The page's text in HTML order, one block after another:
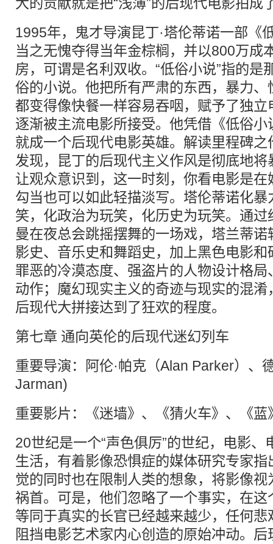
大的贡献就是把“浅薄”的后现代电影拍成
1995年，鬼才导演昆丁·塔伦蒂诺一部《
当之无愧夺得当年金棕榈，并以800万成
房，可谓是名利双收。“低俗小说”指的是
俗的小说。他把所有严肃的东西，暴力
都变得像快餐一样容易吞咽，赋予了独
逐渐被主流电影所接受。他凭借《低俗
就成一个后现代电影英雄。解读里程碑
发现，昆丁的后现代主义作风是彻底地
让观众意识到，这一时刻，你看电影是
勾当也可以如此轻描淡写。塔伦蒂诺化
笑，化政治为玩笑，化历史为玩笑。通过
曼在夜总会跳摇摆舞的一场戏，塔兰蒂
影史、音乐史和舞蹈史，加上黑色电影
罪恶的冷漠态度、强盗片的人物设计格
动作；魔幻现实主义的奇迹与现实的混
后现代大拼接达到了狂欢的程度。
第七章 通向英伦的后现代迷幻列车
重要导演：阿伦·帕克（Alan Parker）、
Jarman)
重要影片：《迷墙》、《猜火车》、《
20世纪是一个“声色俱厉”的世纪，电影
生活，有着影像恐惧症的媒体研究专家
觉的同时也在限制人类的想象，将影像
祸首。可是，他们忽略了一个事实，在
等同于真实的长官已经越来越少，任何
阻挡电影艺术家内心创造的原始冲动。